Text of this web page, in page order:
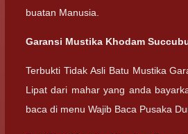
buatan Manusia.
Garansi Mustika Khodam
Terbukti Tidak Asli Batu Mustika
Lipat dari mahar yang anda
baca di menu Wajib Baca Pusaka